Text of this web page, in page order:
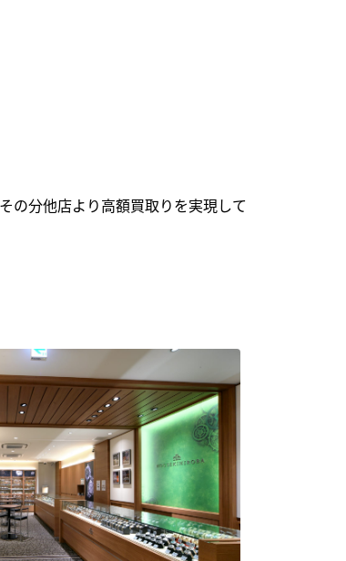
の分他店より高額買取りを実現して